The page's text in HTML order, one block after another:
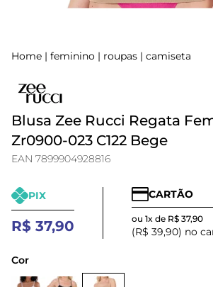
Home | feminino | roupas | camiseta
Blusa Zee Rucci Regata
Zr0900-023 C122 Bege
EAN 7899904928816
PIX
R$ 37,90
CARTÃO
ou 1x de R$ 37,90
(R$ 39,90) no
Cor